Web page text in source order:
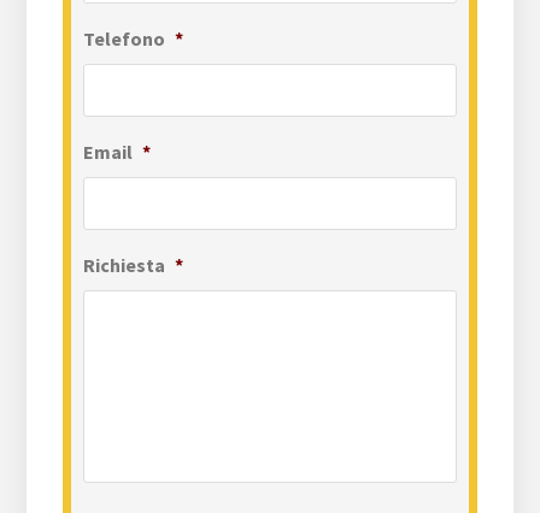
Telefono *
Email *
Richiesta *